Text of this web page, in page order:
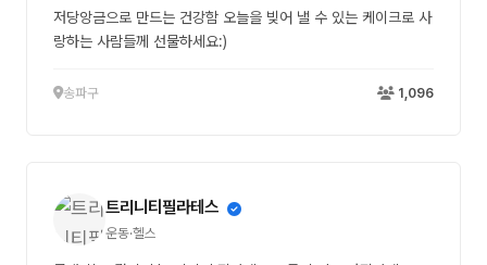
저당앙금으로 만드는 건강함 오늘을 빚어 낼 수 있는 케이크로 사
랑하는 사람들께 선물하세요:)
송파구 1,096
트리니티필라테스
운동·헬스